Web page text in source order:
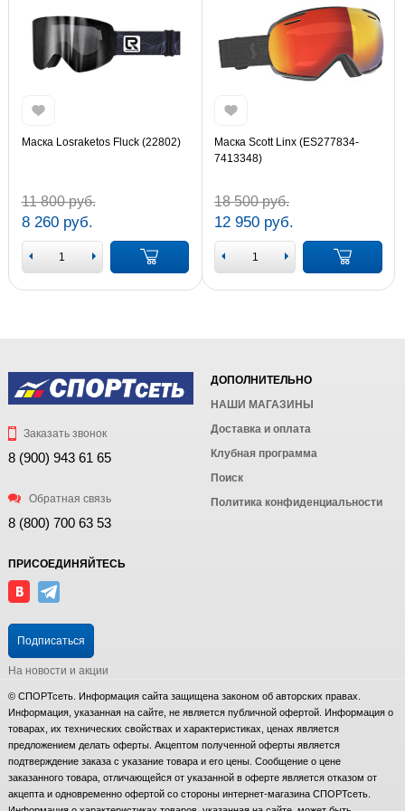
Маска Losraketos Fluck (22802)
11 800 руб.
8 260 руб.
Маска Scott Linx (ES277834-
7413348)
18 500 руб.
12 950 руб.
Заказать звонок
8 (900) 943 61 65
Обратная связь
8 (800) 700 63 53
ДОПОЛНИТЕЛЬНО
НАШИ МАГАЗИНЫ
Доставка и оплата
Клубная программа
Поиск
Политика конфиденциальности
ПРИСОЕДИНЯЙТЕСЬ
Подписаться
На новости и акции
© СПОРТсеть. Информация сайта защищена законом об авторских правах.
Информация, указанная на сайте, не является публичной офертой. Информация о
товарах, их технических свойствах и характеристиках, ценах является
предложением делать оферты. Акцептом полученной оферты является
подтверждение заказа с указание товара и его цены. Сообщение о цене
заказанного товара, отличающейся от указанной в оферте является отказом от
акцепта и одновременно офертой со стороны интернет-магазина СПОРТсеть.